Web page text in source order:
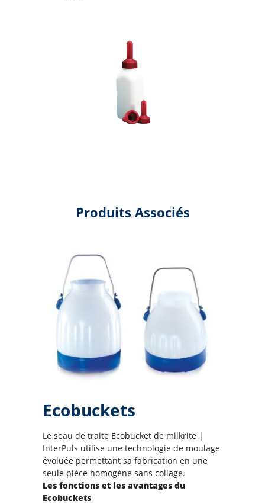
Produits Associés
Ecobuckets
Le seau de traite Ecobucket de milkrite |
InterPuls utilise une technologie de moulage
évoluée permettant sa fabrication en une
seule pièce homogène sans collage.
Les fonctions et les avantages du
Ecobuckets